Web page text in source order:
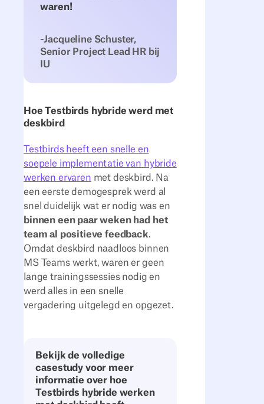
waren!
-Jacqueline Schuster,
Senior Project Lead HR bij
IU
Hoe Testbirds hybride werd met
deskbird
Testbirds heeft een snelle en
soepele implementatie van hybride
werken ervaren met deskbird. Na
een eerste demogesprek werd al
snel duidelijk wat er nodig was en
binnen een paar weken had het
team al positieve feedback.
Omdat deskbird naadloos binnen
MS Teams werkt, waren er geen
lange trainingssessies nodig en
werd alles in een snelle
vergadering uitgelegd en opgezet.
Bekijk de volledige
casestudy voor meer
informatie over hoe
Testbirds hybride werken